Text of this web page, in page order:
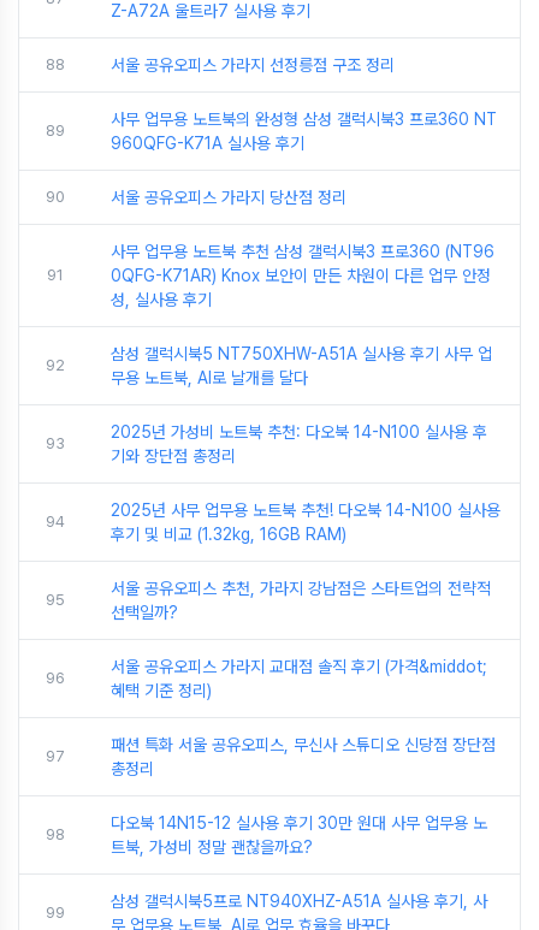
Z-A72A 울트라7 실사용 후기
88 서울 공유오피스 가라지 선정릉점 구조 정리
89
사무 업무용 노트북의 완성형 삼성 갤럭시북3 프로360 NT
960QFG-K71A 실사용 후기
90 서울 공유오피스 가라지 당산점 정리
91
사무 업무용 노트북 추천 삼성 갤럭시북3 프로360 (NT96
0QFG-K71AR) Knox 보안이 만든 차원이 다른 업무 안정
성, 실사용 후기
92
삼성 갤럭시북5 NT750XHW-A51A 실사용 후기 사무 업
무용 노트북, AI로 날개를 달다
93
2025년 가성비 노트북 추천: 다오북 14-N100 실사용 후
기와 장단점 총정리
94
2025년 사무 업무용 노트북 추천! 다오북 14-N100 실사용
후기 및 비교 (1.32kg, 16GB RAM)
95
서울 공유오피스 추천, 가라지 강남점은 스타트업의 전략적
선택일까?
96
서울 공유오피스 가라지 교대점 솔직 후기 (가격&middot;
혜택 기준 정리)
97
패션 특화 서울 공유오피스, 무신사 스튜디오 신당점 장단점
총정리
98
다오북 14N15-12 실사용 후기 30만 원대 사무 업무용 노
트북, 가성비 정말 괜찮을까요?
99
삼성 갤럭시북5프로 NT940XHZ-A51A 실사용 후기, 사
무 업무용 노트북, AI로 업무 효율을 바꾸다